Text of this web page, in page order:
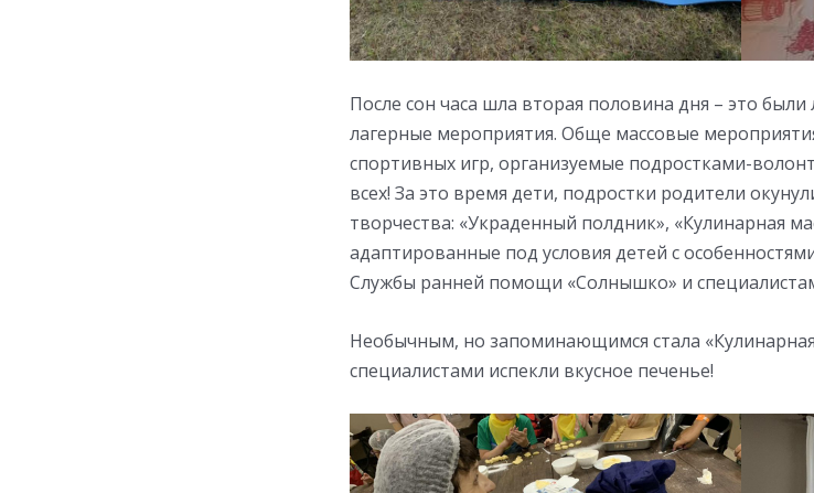
После сон часа шла вторая половина дня – это
лагерные мероприятия. Обще массовые
спортивных игр, организуемые подростками-
всех! За это время дети, подростки родители
творчества: «Украденный полдник», «Кулинарная
адаптированные под условия детей с
Службы ранней помощи «Солнышко» и
Необычным, но запоминающимся стала «Кулинарная
специалистами испекли вкусное печенье!